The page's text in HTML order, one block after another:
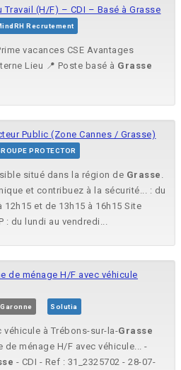
Travail (H/F) – CDI – Basé à Grasse
Recrutement
vacances CSE Avantages
Lieu 📍 Poste basé à Grasse
Public (Zone Cannes / Grasse)
PROTECTOR
situé dans la région de Grasse .
et contribuez à la sécurité... : du
12h15 et de 13h15 à 16h15 Site
: du lundi au vendredi...
de ménage H/F avec véhicule
Solutia
véhicule à Trébons-sur-la-Grasse
de ménage H/F avec véhicule... -
- CDI - Ref : 31_2325702 - 28-07-